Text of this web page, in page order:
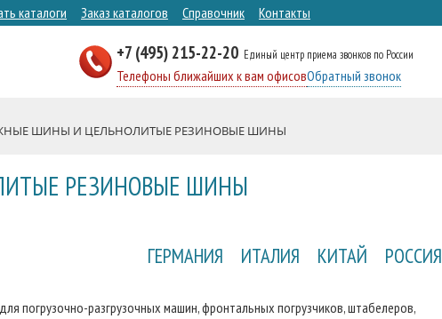
каталоги Заказ каталогов Справочник Контакты
+7 (495) 215-22-20 Единый центр приема звонков по России
Телефоны ближайших к вам офисовОбратный звонок
ШИНЫ И ЦЕЛЬНОЛИТЫЕ РЕЗИНОВЫЕ ШИНЫ
РЕЗИНОВЫЕ ШИНЫ
ГЕРМАНИЯ ИТАЛИЯ КИТАЙ РОССИЯ
погрузочно-разгрузочных машин, фронтальных погрузчиков, штабелеров,